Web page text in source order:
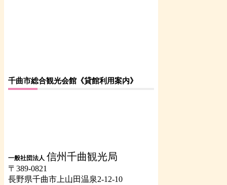
千曲市総合観光会館《貸館利用案内》
一般社団法人 信州千曲観光局
〒389-0821
長野県千曲市上山田温泉2-12-10